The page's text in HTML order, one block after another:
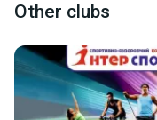
Other clubs